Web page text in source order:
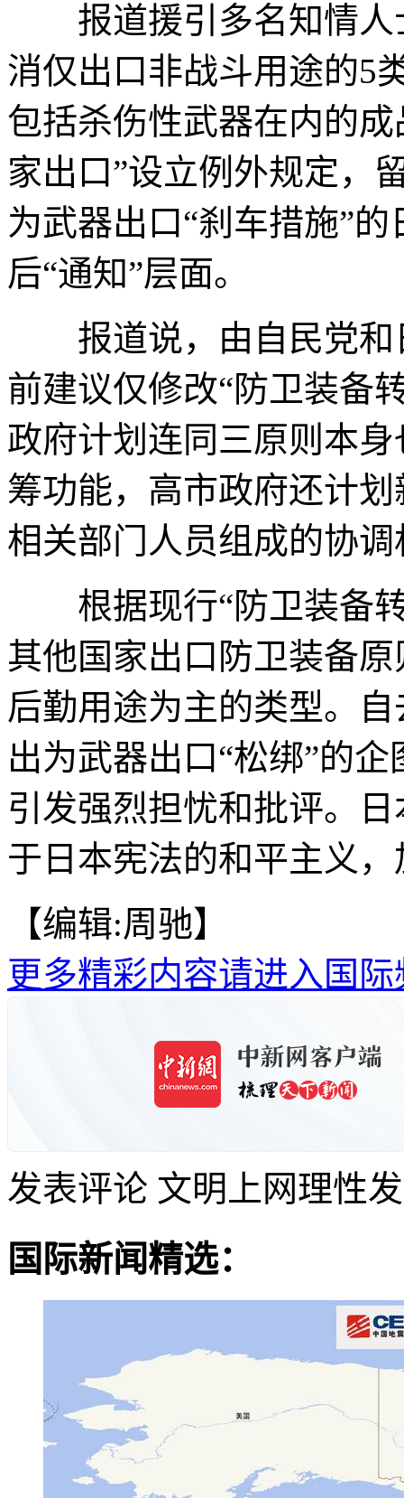
报道援引多名知情人
消仅出口非战斗用途的5
包括杀伤性武器在内的
家出口”设立例外规定，
为武器出口“刹车措施”
后“通知”层面。
报道说，由自民党和
前建议仅修改“防卫装备
政府计划连同三原则本
筹功能，高市政府还计
相关部门人员组成的协调
根据现行“防卫装备转
其他国家出口防卫装备
后勤用途为主的类型。
出为武器出口“松绑”的
引发强烈担忧和批评。
于日本宪法的和平主义
【编辑:周驰】
更多精彩内容请进入国际
发表评论 文明上网理性
国际新闻精选：